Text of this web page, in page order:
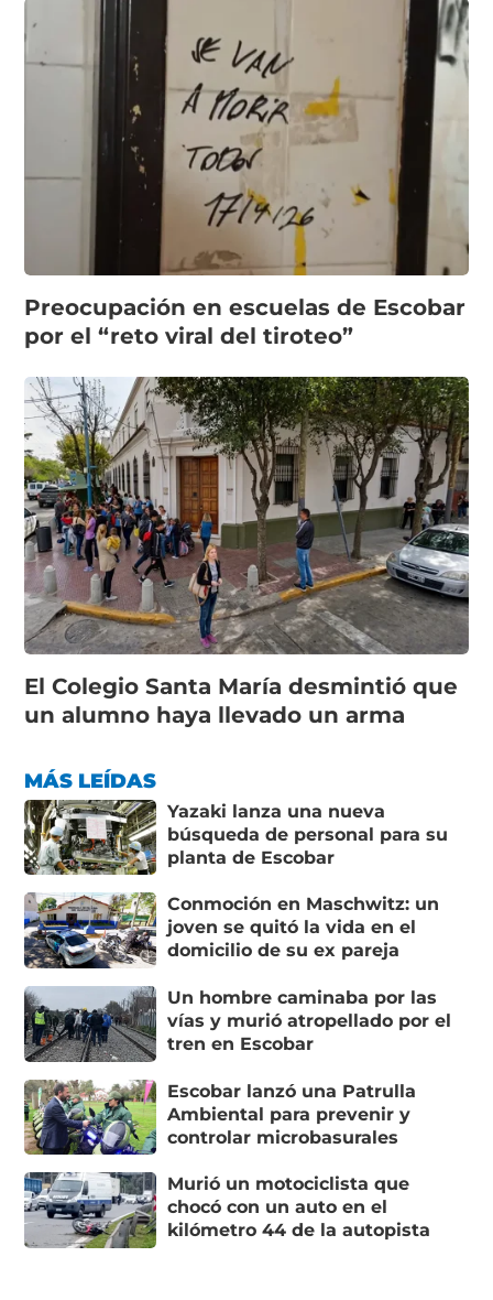
Preocupación en escuelas de Escobar
por el “reto viral del tiroteo”
El Colegio Santa María desmintió que
un alumno haya llevado un arma
MÁS LEÍDAS
Yazaki lanza una nueva
búsqueda de personal para su
planta de Escobar
Conmoción en Maschwitz: un
joven se quitó la vida en el
domicilio de su ex pareja
Un hombre caminaba por las
vías y murió atropellado por el
tren en Escobar
Escobar lanzó una Patrulla
Ambiental para prevenir y
controlar microbasurales
Murió un motociclista que
chocó con un auto en el
kilómetro 44 de la autopista